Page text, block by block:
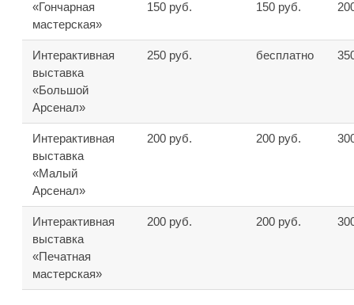
«Гончарная
мастерская»
150 руб. 150 руб.
Интерактивная
выставка
«Большой
Арсенал»
250 руб. бесплатно
Интерактивная
выставка
«Малый
Арсенал»
200 руб. 200 руб.
Интерактивная
выставка
«Печатная
мастерская»
200 руб. 200 руб.